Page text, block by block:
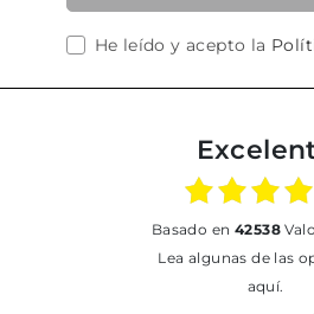
He leído y acepto la
basado en 42538
Lea algunas de las opiniones
aquí.